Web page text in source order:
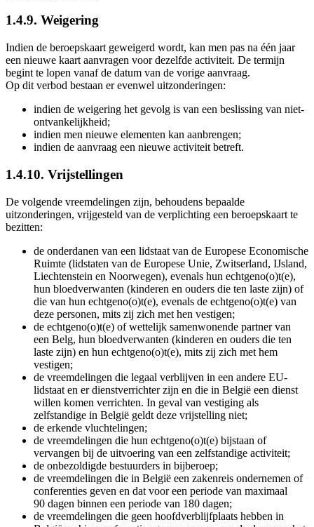
1.4.9. Weigering
Indien de beroepskaart geweigerd wordt, kan men pas na één jaar
een nieuwe kaart aanvragen voor dezelfde activiteit. De termijn
begint te lopen vanaf de datum van de vorige aanvraag.
Op dit verbod bestaan er evenwel uitzonderingen:
indien de weigering het gevolg is van een beslissing van niet-
ontvankelijkheid;
indien men nieuwe elementen kan aanbrengen;
indien de aanvraag een nieuwe activiteit betreft.
1.4.10. Vrijstellingen
De volgende vreemdelingen zijn, behoudens bepaalde
uitzonderingen, vrijgesteld van de verplichting een beroepskaart te
bezitten:
de onderdanen van een lidstaat van de Europese Economische
Ruimte (lidstaten van de Europese Unie, Zwitserland, IJsland,
Liechtenstein en Noorwegen), evenals hun echtgeno(o)t(e),
hun bloedverwanten (kinderen en ouders die ten laste zijn) of
die van hun echtgeno(o)t(e), evenals de echtgeno(o)t(e) van
deze personen, mits zij zich met hen vestigen;
de echtgeno(o)t(e) of wettelijk samenwonende partner van
een Belg, hun bloedverwanten (kinderen en ouders die ten
laste zijn) en hun echtgeno(o)t(e), mits zij zich met hem
vestigen;
de vreemdelingen die legaal verblijven in een andere EU-
lidstaat en er dienstverrichter zijn en die in België een dienst
willen komen verrichten. In geval van vestiging als
zelfstandige in België geldt deze vrijstelling niet;
de erkende vluchtelingen;
de vreemdelingen die hun echtgeno(o)t(e) bijstaan of
vervangen bij de uitvoering van een zelfstandige activiteit;
de onbezoldigde bestuurders in bijberoep;
de vreemdelingen die in België een zakenreis ondernemen of
conferenties geven en dat voor een periode van maximaal
90 dagen binnen een periode van 180 dagen;
de vreemdelingen die geen hoofdverblijfplaats hebben in